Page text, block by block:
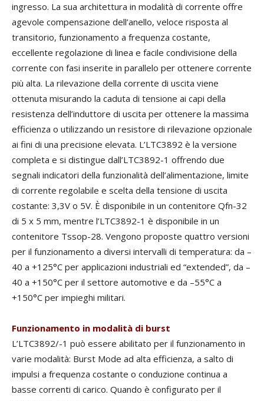
ingresso. La sua architettura in modalità di corrente offre
agevole compensazione dell’anello, veloce risposta al
transitorio, funzionamento a frequenza costante,
eccellente regolazione di linea e facile condivisione della
corrente con fasi inserite in parallelo per ottenere corrente
più alta. La rilevazione della corrente di uscita viene
ottenuta misurando la caduta di tensione ai capi della
resistenza dell’induttore di uscita per ottenere la massima
efficienza o utilizzando un resistore di rilevazione opzionale
ai fini di una precisione elevata. L’LTC3892 è la versione
completa e si distingue dall’LTC3892-1 offrendo due
segnali indicatori della funzionalità dell’alimentazione, limite
di corrente regolabile e scelta della tensione di uscita
costante: 3,3V o 5V. È disponibile in un contenitore Qfn-32
di 5 x 5 mm, mentre l’LTC3892-1 è disponibile in un
contenitore Tssop-28. Vengono proposte quattro versioni
per il funzionamento a diversi intervalli di temperatura: da –
40 a +125°C per applicazioni industriali ed “extended”, da –
40 a +150°C per il settore automotive e da –55°C a
+150°C per impieghi militari.
Funzionamento in modalità di burst
L’LTC3892/-1 può essere abilitato per il funzionamento in
varie modalità: Burst Mode ad alta efficienza, a salto di
impulsi a frequenza costante o conduzione continua a
basse correnti di carico. Quando è configurato per il